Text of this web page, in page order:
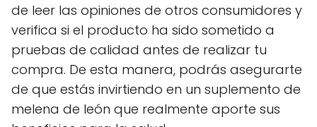
de leer las opiniones de otros consumidores y
verifica si el producto ha sido sometido a
pruebas de calidad antes de realizar tu
compra. De esta manera, podrás asegurarte
de que estás invirtiendo en un suplemento de
melena de león que realmente aporte sus